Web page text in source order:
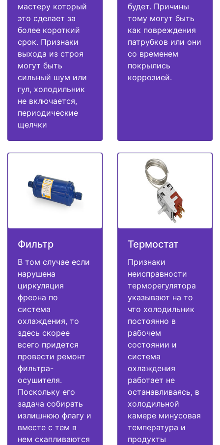
мастеру который
это сделает за
более короткий
срок. Признаки
выхода из строя
могут быть
сильный шум или
гул, холодильник
не включается,
периодические
щелчки
будет. Причины
тому могут быть
как повреждения
патрубков или они
со временем
покрылись
коррозией.
Фильтр
В том случае если
нарушена
циркуляция
фреона по
система
охлаждения, то
здесь скорее
всего придется
провести ремонт
фильтра-
осушителя.
Поскольку его
задача собирать
излишнюю флагу и
вместе с тем в
нем скапливаются
Термостат
Признаки
неисправности
терморегулятора
указывают на то
что холодильник
постоянно в
рабочем
состоянии и
система
охлаждения
работает не
останавливаясь, в
холодильной
камере минусовая
температура и
продукты